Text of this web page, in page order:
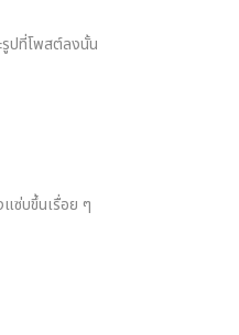
รูปที่โพสต์ลงนั้น
ซ่บขึ้นเรื่อย ๆ